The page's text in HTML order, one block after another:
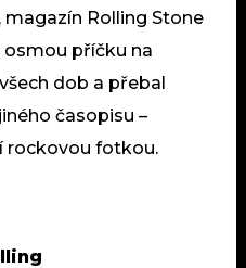
Rolling Stone
příčku na
dob a přebal
časopisu –
rockovou fotkou.